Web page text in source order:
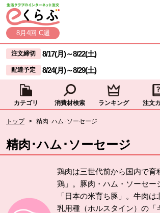
ページの先頭です。
本文へジャンプする。
8月4回 C週
ここからサイト内共通メニューです。
サイト内共通メニューをスキップする
注文締切 8/17(月)～8/22(土)
配達予定 8/24(月)～8/29(土)
カテゴリ 消費材検索 ランキング 注文
トップ > 精肉･ハム･ソーセージ
精肉･ハム･ソーセージ
鶏肉は三世代前から国内で育
鶏」。豚肉・ハム・ソーセー
「日本の米育ち豚」。牛肉
乳用種（ホルスタイン）の「